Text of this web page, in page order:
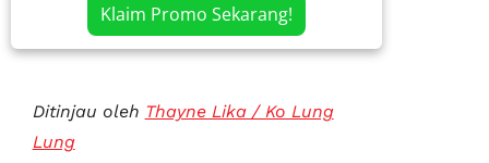
Klaim Promo Sekarang!
Ditinjau oleh Thayne Lika / Ko Lung
Lung